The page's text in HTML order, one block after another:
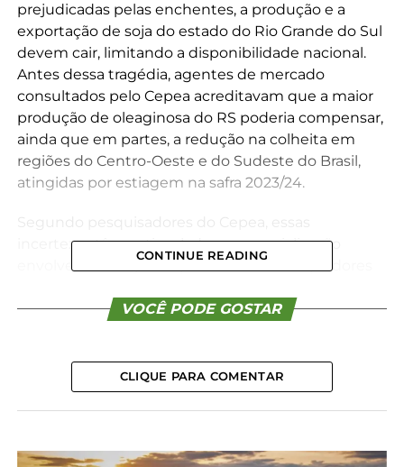
prejudicadas pelas enchentes, a produção e a
exportação de soja do estado do Rio Grande do Sul
devem cair, limitando a disponibilidade nacional.
Antes dessa tragédia, agentes de mercado
consultados pelo Cepea acreditavam que a maior
produção de oleaginosa do RS poderia compensar,
ainda que em partes, a redução na colheita em
regiões do Centro-Oeste e do Sudeste do Brasil,
atingidas por estiagem na safra 2023/24.
incertezas têm estimulado a comercialização
envolvendo a soja no spot nacional. Compradores
estoques, e, como a procura externa por soja e
Como resultado, os preços subiram para os maiores
deste ano. Quanto aos embarques, na parcial de
CONTINUE READING
VOCÊ PODE GOSTAR
CLIQUE PARA COMENTAR